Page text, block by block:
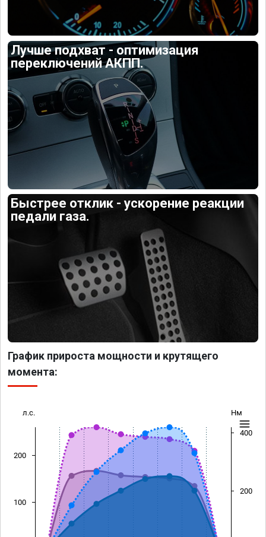
Лучше подхват - оптимизация
переключений АКПП.
Быстрее отклик - ускорение реакции
педали газа.
График прироста мощности и крутящего
момента:
л.с. Нм
100
200
200
400